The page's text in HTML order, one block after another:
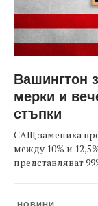
Вашингтон
мерки и
стъпки
САЩ замениха
между 10% и
представляват